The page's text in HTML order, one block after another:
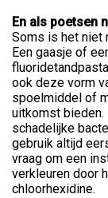
En als poetsen
Soms is het niet
Een gaasje of
ook deze vorm
spoelmiddel of
uitkomst
schadelijke
gebruik altijd
vraag om een
verkleuren door
chloorhexidine.